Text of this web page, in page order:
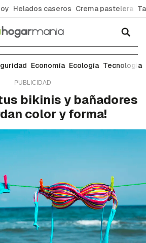
Helados caseros Crema pastelera
Economía Ecología Tecnología
bikinis y bañadores
color y forma!